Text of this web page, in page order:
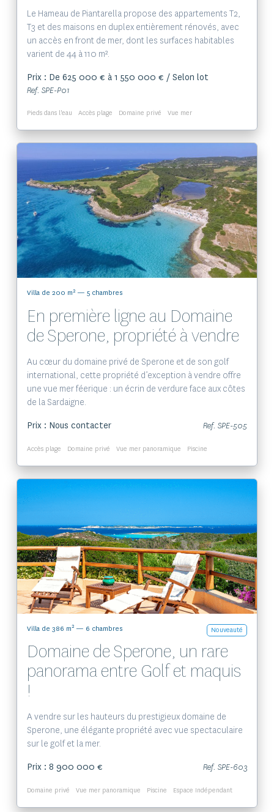
Le Hameau de Piantarella propose des appartements T2,
T3 et des maisons en duplex entièrement rénovés, avec
un accès en front de mer, dont les surfaces habitables
varient de 44 à 110 m².
Prix : De 625 000 € à 1 550 000 € / Selon lot
Ref. SPE-P01
Pieds dans l'eau Accès plage Domaine privé Vue mer
Voir le bien
Villa de 200 m2— 5 chambres
En première ligne au Domaine
de Sperone, propriété à vendre
Au cœur du domaine privé de Sperone et de son golf
international, cette propriété d’exception à vendre offre
une vue mer féerique : un écrin de verdure face aux côtes
de la Sardaigne.
Prix : Nous contacter
Ref. SPE-505
Accès plage Domaine privé Vue mer panoramique Piscine
Voir le bien
Villa de 386 m2— 6 chambres Nouveauté
Domaine de Sperone, un rare
panorama entre Golf et maquis
!
A vendre sur les hauteurs du prestigieux domaine de
Sperone, une élégante propriété avec vue spectaculaire
sur le golf et la mer.
Prix : 8 900 000 €
Ref. SPE-603
Domaine privé Vue mer panoramique Piscine Espace Indépendant